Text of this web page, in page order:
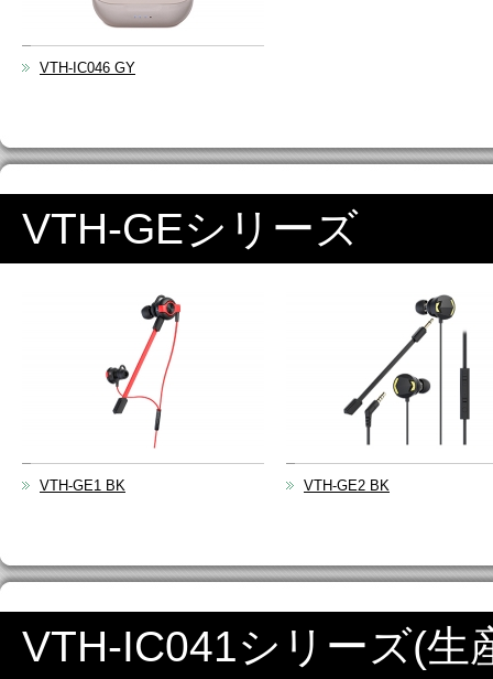
VTH-IC046 GY
VTH-GEシリーズ
VTH-GE1 BK VTH-GE2 BK
VTH-IC041シリーズ(生